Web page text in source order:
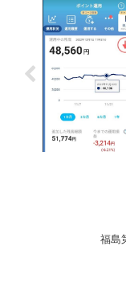
福島